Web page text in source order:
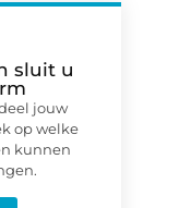
sluit u
jouw
op welke
kunnen